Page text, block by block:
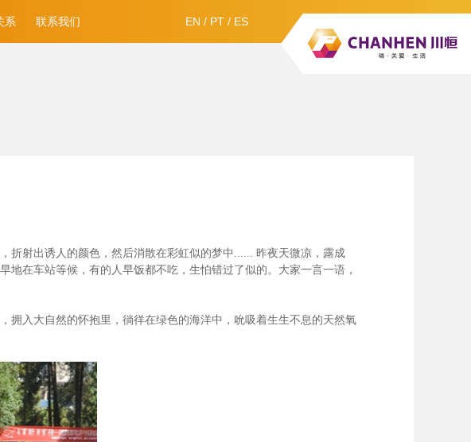
EN / PT / ES
系 联系我们
折射出诱人的颜色，然后消散在彩虹似的梦中...... 昨夜天微凉，露成
在车站等候，有的人早饭都不吃，生怕错过了似的。大家一言一语，
拥入大自然的怀抱里，徜徉在绿色的海洋中，吮吸着生生不息的天然氧